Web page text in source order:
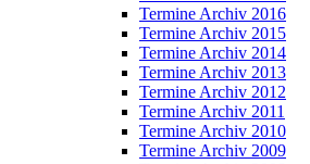
Termine Archiv 2016
Termine Archiv 2015
Termine Archiv 2014
Termine Archiv 2013
Termine Archiv 2012
Termine Archiv 2011
Termine Archiv 2010
Termine Archiv 2009